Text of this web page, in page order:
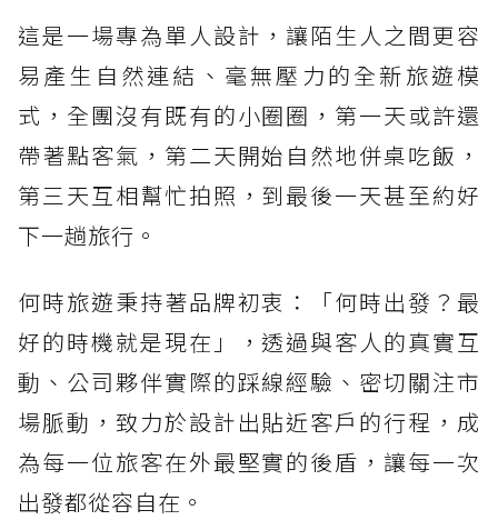
這是一場專為單人設計，讓陌生人之間更容
易產生自然連結、毫無壓力的全新旅遊模
式，全團沒有既有的小圈圈，第一天或許還
帶著點客氣，第二天開始自然地併桌吃飯，
第三天互相幫忙拍照，到最後一天甚至約好
下一趟旅行。
何時旅遊秉持著品牌初衷：「何時出發？最
好的時機就是現在」，透過與客人的真實互
動、公司夥伴實際的踩線經驗、密切關注市
場脈動，致力於設計出貼近客戶的行程，成
為每一位旅客在外最堅實的後盾，讓每一次
出發都從容自在。